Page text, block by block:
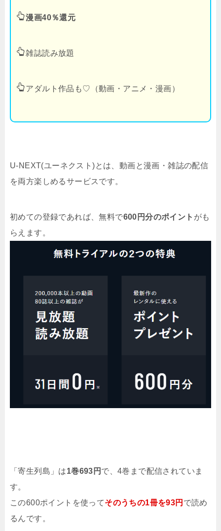
漫画40％還元
雑誌読み放題
アダルト作品も♡（動画・アニメ・漫画）
U-NEXT(ユーネクスト)とは、動画と漫画・雑誌の配信
を両方楽しめるサービスです。
初めての登録であれば、無料で600円分のポイント がも
らえます。
「寄生列島」は1巻693円 で、4巻まで配信されていま
す。
この600ポイントを使ってそのうちの1冊を93円 で読め
るんです。